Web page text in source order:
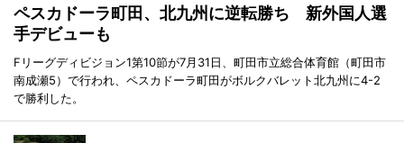
ペスカドーラ町田、北九州に逆転勝ち 新外国人選
手デビューも
Fリーグディビジョン1第10節が7月31日、町田市立総合体育館（町田市
南成瀬5）で行われ、ペスカドーラ町田がボルクバレット北九州に4-2
で勝利した。